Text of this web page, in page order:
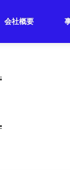
会社概要